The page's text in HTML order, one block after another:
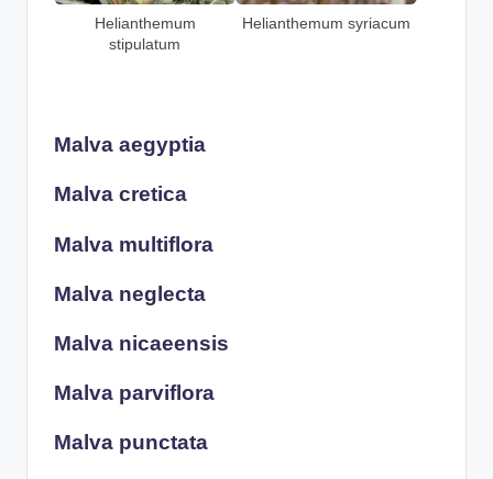
Helianthemum
stipulatum
Helianthemum syriacum
Malva aegyptia
Malva cretica
Malva multiflora
Malva neglecta
Malva nicaeensis
Malva parviflora
Malva punctata